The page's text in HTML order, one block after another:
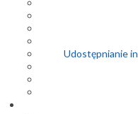
Udostępnianie